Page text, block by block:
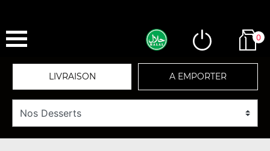
0
LIVRAISON A EMPORTER